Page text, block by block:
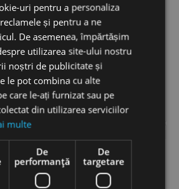
5ml
143 LEI

Biomaser GREEN BROWN
Pigment Sprancene
Microblading 5ml
+
−
ADAUGĂ ÎN COȘ
uri pentru a personaliza
și pentru a ne
De asemenea, împărtășim
utilizarea site-ului nostru
noștri de publicitate și
le pot combina cu alte
care le-ați furnizat sau pe
din utilizarea serviciilor
multe
De
performanță
De
targetare